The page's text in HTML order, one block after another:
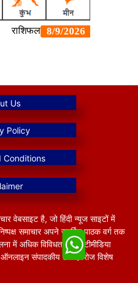
वेबसाइट है, जो हिंदी न्यूज साइटों में
समाचार अपने समर्पित पाठक वर्ग तक
में अधिक विविधतापूर्ण मल्टीमीडिया
संपादकीय टीम हररोज विशेष